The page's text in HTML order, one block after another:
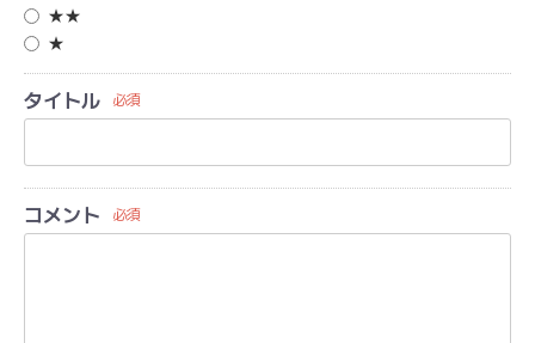
★★
★
タイトル 必須
コメント 必須